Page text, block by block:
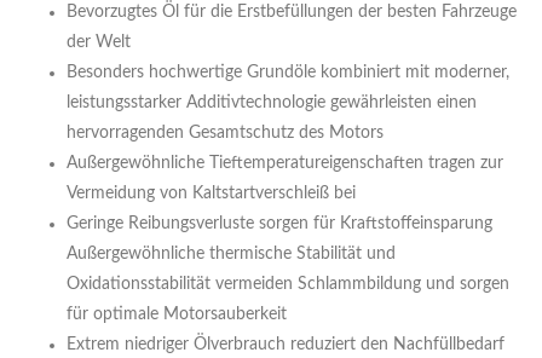
Bevorzugtes Öl für die Erstbefüllungen der besten Fahrzeuge
der Welt
Besonders hochwertige Grundöle kombiniert mit moderner,
leistungsstarker Additivtechnologie gewährleisten einen
hervorragenden Gesamtschutz des Motors
Außergewöhnliche Tieftemperatureigenschaften tragen zur
Vermeidung von Kaltstartverschleiß bei
Geringe Reibungsverluste sorgen für Kraftstoffeinsparung
Außergewöhnliche thermische Stabilität und
Oxidationsstabilität vermeiden Schlammbildung und sorgen
für optimale Motorsauberkeit
Extrem niedriger Ölverbrauch reduziert den Nachfüllbedarf